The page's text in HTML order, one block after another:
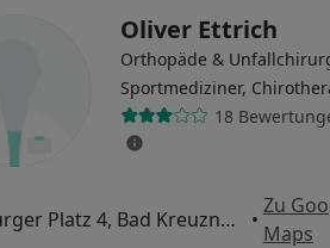
Oliver Ettrich
Orthopäde &
Sportmediziner,
18
Bourger Platz 4, Bad Kreuznach •
Zu
Maps